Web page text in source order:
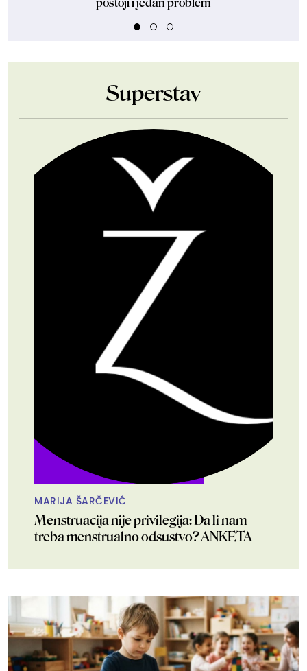
Superstav
MARIJA ŠARČEVIĆ
Menstruacija nije privilegija: Da li nam
treba menstrualno odsustvo? ANKETA